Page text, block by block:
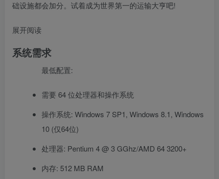
础设施都会加分。试着成为世界第一的运输大亨吧!
展开阅读
系统需求
最低配置:
需要 64 位处理器和操作系统
操作系统: Windows 7 SP1, Windows 8.1, Windows
10 (仅64位)
处理器: Pentium 4 @ 3 GGhz/AMD 64 3200+
内存: 512 MB RAM